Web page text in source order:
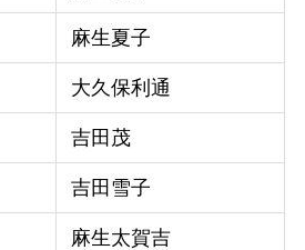
麻生夏子
大久保利通
吉田茂
吉田雪子
麻生太賀吉